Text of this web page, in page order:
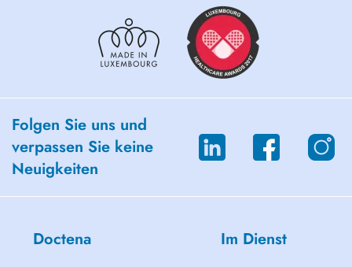
Folgen Sie uns und
verpassen Sie keine
Neuigkeiten
Doctena Im Dienst